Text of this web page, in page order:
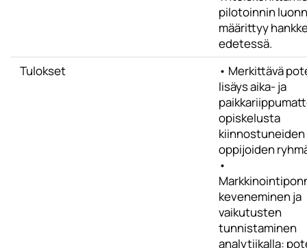
pilotoinnin
määrittyy
edetessä.
Tulokset
• Merkittävä
lisäys aika- ja
opiskelusta
kiinnostuneiden
oppijoiden
•
keveneminen ja
vaikutusten
tunnistaminen
analytiikalla: